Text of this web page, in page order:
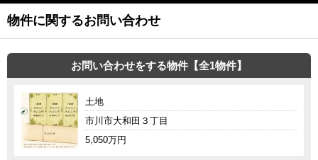
物件に関するお問い合わせ
お問い合わせをする物件【全1物件】
土地
市川市大和田３丁目
5,050万円